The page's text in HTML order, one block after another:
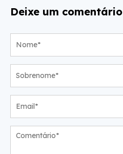
Deixe um comentário